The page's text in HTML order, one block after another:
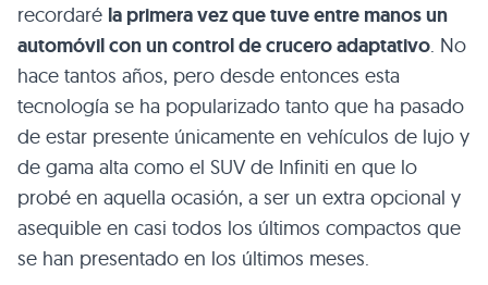
recordaré la primera vez que tuve entre manos un
automóvil con un control de crucero adaptativo. No
hace tantos años, pero desde entonces esta
tecnología se ha popularizado tanto que ha pasado
de estar presente únicamente en vehículos de lujo y
de gama alta como el SUV de Infiniti en que lo
probé en aquella ocasión, a ser un extra opcional y
asequible en casi todos los últimos compactos que
se han presentado en los últimos meses.